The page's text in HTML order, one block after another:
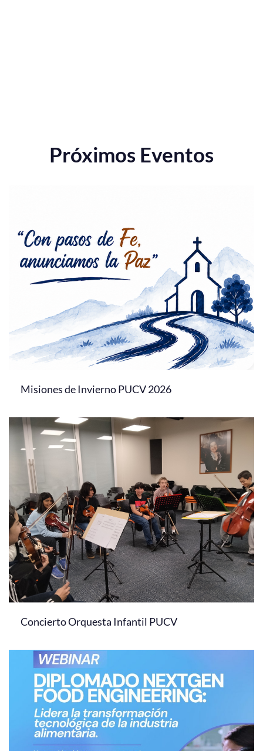
Próximos Eventos
Misiones de Invierno PUCV 2026
Concierto Orquesta Infantil PUCV